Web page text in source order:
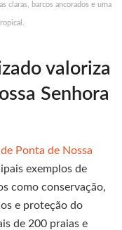
claras, barcos ancorados e uma
valoriza
Senhora
Ponta de Nossa
exemplos de
como conservação,
e proteção do
de 200 praias e